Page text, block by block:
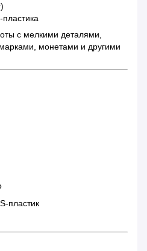
с мелкими деталями,
монетами и другими
пластик